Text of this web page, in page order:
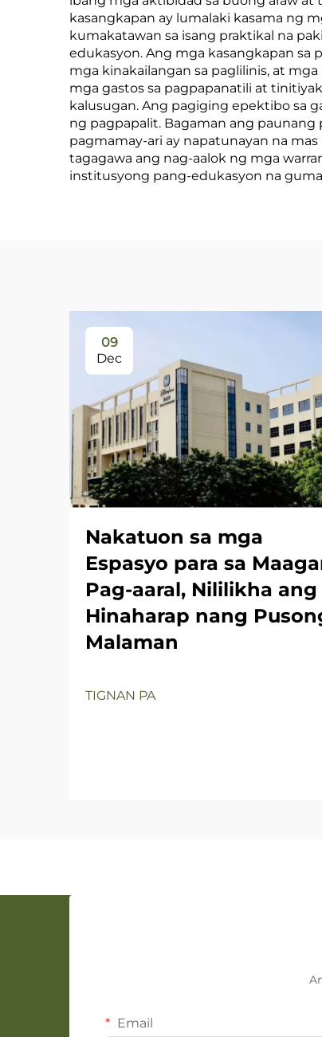
kasangkapan ay lumalaki kasama ng
kumakatawan sa isang praktikal na
edukasyon. Ang mga kasangkapan sa
mga kinakailangan sa paglilinis, at
mga gastos sa pagpapanatili at
kalusugan. Ang pagiging epektibo sa
ng pagpapalit. Bagaman ang
pagmamay-ari ay napatunayan na
tagagawa ang nag-aalok ng mga
institusyong pang-edukasyon na
09
Dec
Nakatuon sa mga
Espasyo para sa
Pag-aaral, Nililikha ang
Hinaharap nang
Malaman
TIGNAN PA
Email